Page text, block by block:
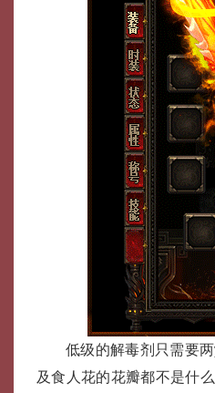
低级的解毒剂只需要
及食人花的花瓣都不是什